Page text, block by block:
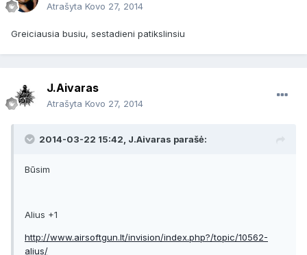
Atrašyta Kovo 27, 2014
Greiciausia busiu, sestadieni patikslinsiu
J.Aivaras
Atrašyta Kovo 27, 2014
2014-03-22 15:42, J.Aivaras parašė:
Būsim
Alius +1
http://www.airsoftgun.lt/invision/index.php?/topic/10562-
alius/